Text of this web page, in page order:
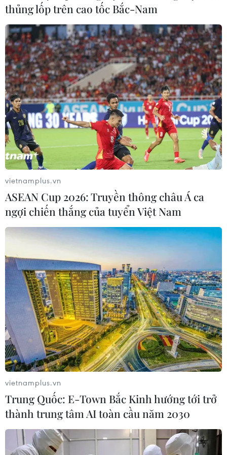
Nhật Bản tuyên bố sẽ không từ bỏ dự án
khí đốt hóa lỏng với Nga
31/05/2022 10:14
Tập đoàn Mitsui của Nhật Bản nắm giữ 12,5% cổ phần
trong dự án Sakhalin-2, tập đoàn Mitsubishi có 10%,
trong khi đó, tập đoàn Gazprom của Nga nắm 50% cổ
phần dự án Sakhalin-2.
thủng lốp trên cao tốc Bắc-Nam
vietnamplus.vn
ASEAN Cup 2026: Truyền thông châu Á ca
ngợi chiến thắng của tuyển Việt Nam
vietnamplus.vn
Trung Quốc: E-Town Bắc Kinh hướng tới trở
thành trung tâm AI toàn cầu năm 2030